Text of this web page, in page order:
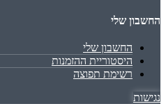
החשבון שלי
החשבון שלי
היסטוריית ההזמנות
רשימת תפוצה
נגישות